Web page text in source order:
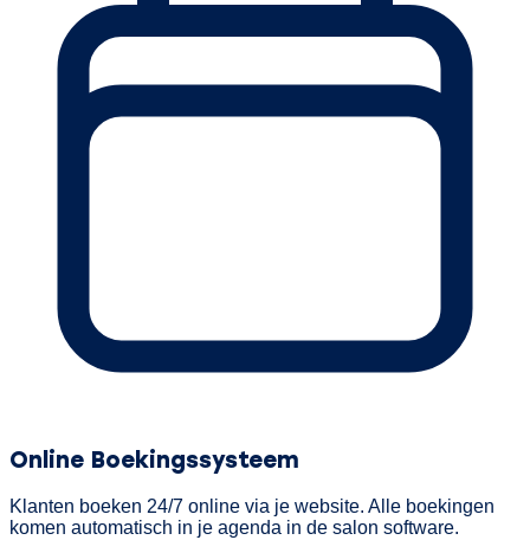
Online Boekingssysteem
Klanten boeken 24/7 online via je website. Alle boekingen
komen automatisch in je agenda in de salon software.